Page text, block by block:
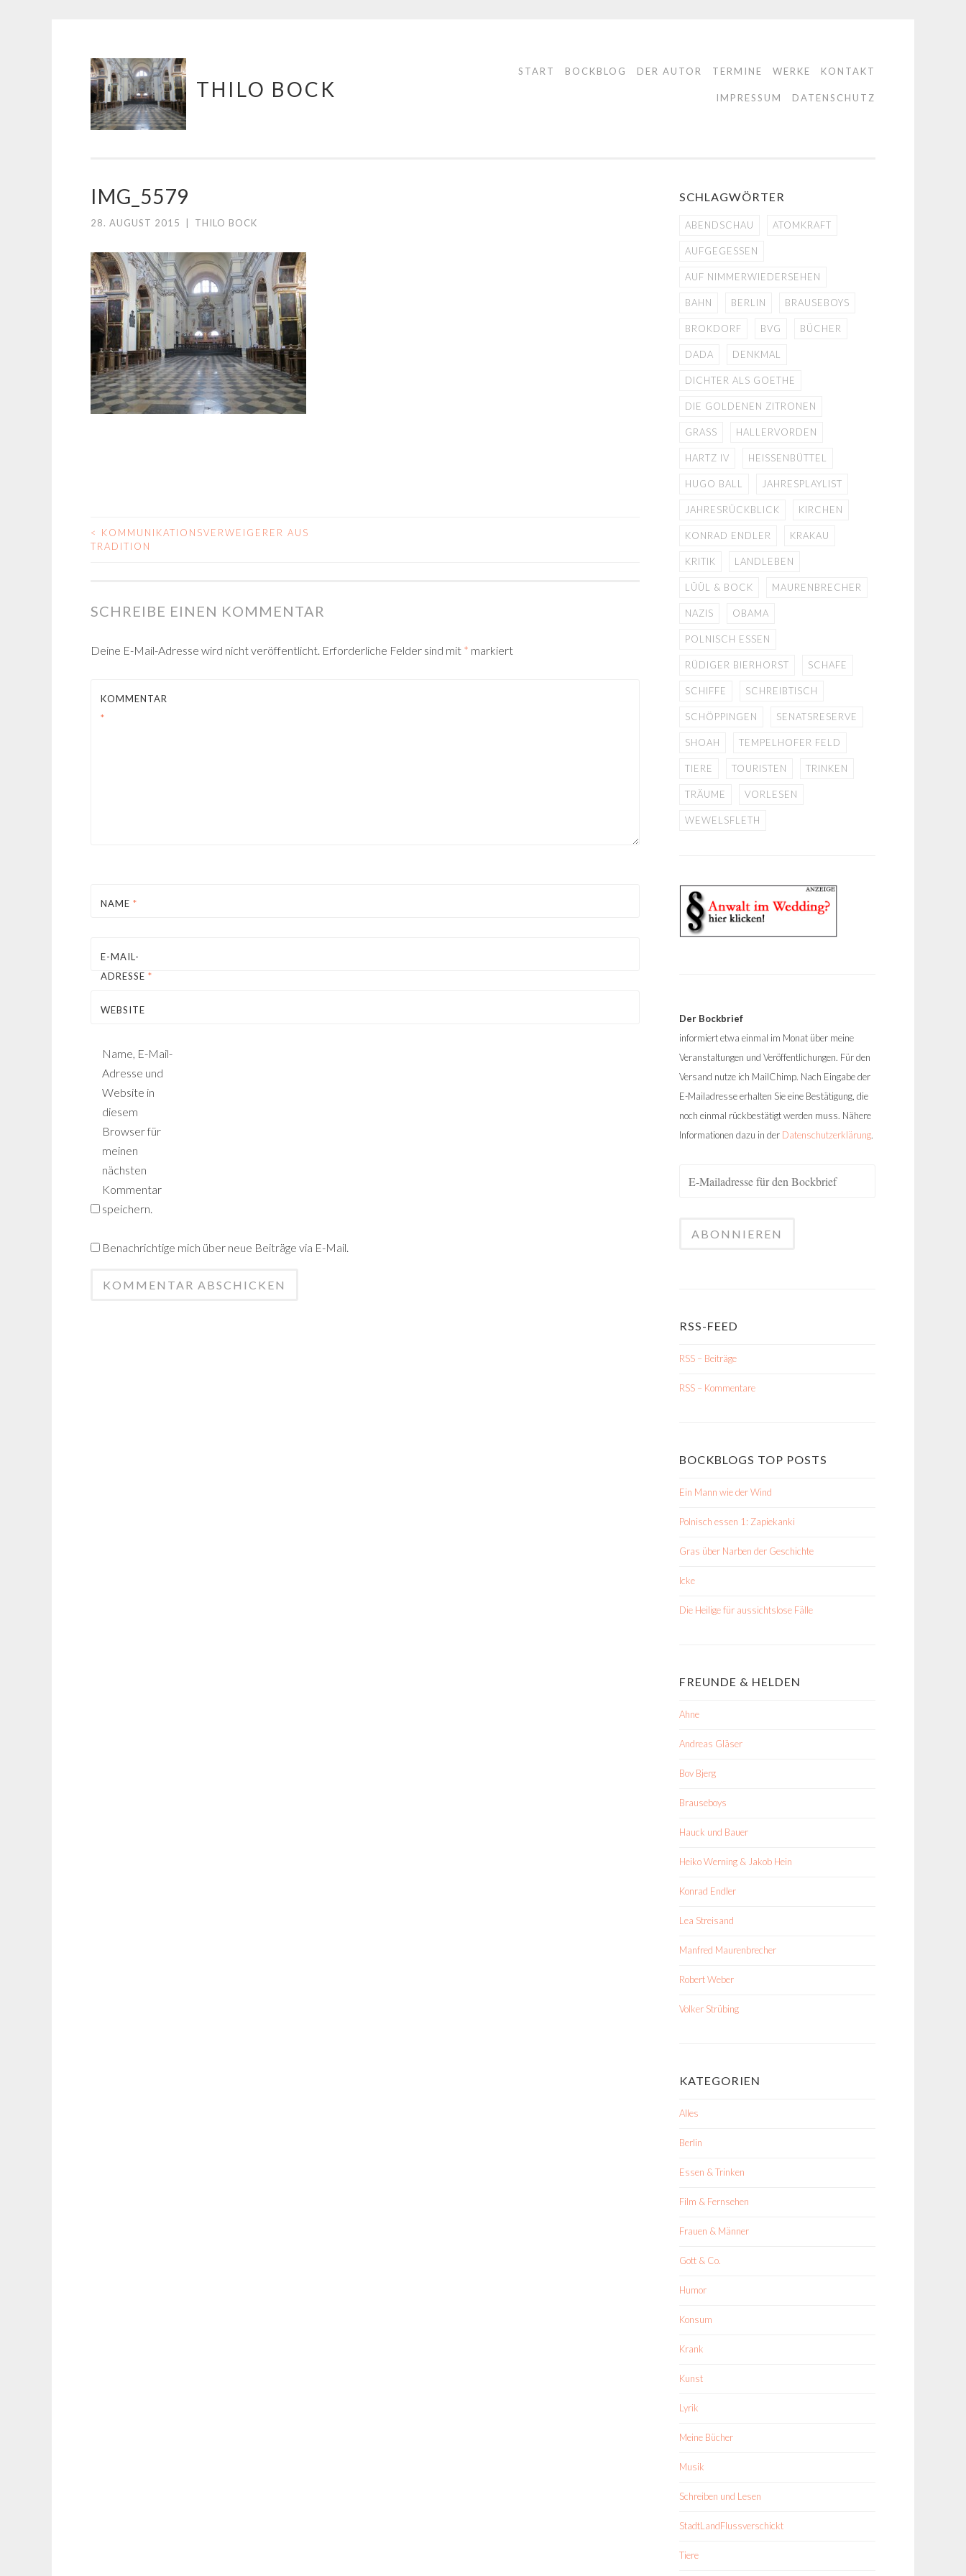
Springe
zum
Inhalt
THILO BOCK
START BOCKBLOG DER AUTOR TERMINE WERKE KONTAKT
IMPRESSUM DATENSCHUTZ
IMG_5579
28. AUGUST 2015 THILO BOCK
BEITRAGS-
<
KOMMUNIKATIONSVERWEIGERER AUS
TRADITION
SCHREIBE EINEN KOMMENTAR
Deine E-Mail-Adresse wird nicht veröffentlicht. Erforderliche Felder sind mit * markiert
KOMMENTAR
*
NAME *
E-MAIL-
ADRESSE *
WEBSITE
Name, E-Mail-
Adresse und
Website in
diesem
Browser für
meinen
nächsten
Kommentar
speichern.
Benachrichtige mich über neue Beiträge via E-Mail.
SCHLAGWÖRTER
ABENDSCHAU ATOMKRAFT
AUFGEGESSEN
AUF NIMMERWIEDERSEHEN
BAHN BERLIN BRAUSEBOYS
BROKDORF BVG BÜCHER
DADA DENKMAL
DICHTER ALS GOETHE
DIE GOLDENEN ZITRONEN
GRASS HALLERVORDEN
HARTZ IV HEISSENBÜTTEL
HUGO BALL JAHRESPLAYLIST
JAHRESRÜCKBLICK KIRCHEN
KONRAD ENDLER KRAKAU
KRITIK LANDLEBEN
LÜÜL & BOCK MAURENBRECHER
NAZIS OBAMA
POLNISCH ESSEN
RÜDIGER BIERHORST SCHAFE
SCHIFFE SCHREIBTISCH
SCHÖPPINGEN SENATSRESERVE
SHOAH TEMPELHOFER FELD
TIERE TOURISTEN TRINKEN
TRÄUME VORLESEN
WEWELSFLETH
Der Bockbrief
informiert etwa einmal im Monat über meine
Veranstaltungen und Veröffentlichungen. Für den
Versand nutze ich MailChimp. Nach Eingabe der
E-Mailadresse erhalten Sie eine Bestätigung, die
noch einmal rückbestätigt werden muss. Nähere
Informationen dazu in der Datenschutzerklärung.
RSS-FEED
RSS – Beiträge
RSS – Kommentare
BOCKBLOGS TOP POSTS
Ein Mann wie der Wind
Polnisch essen 1: Zapiekanki
Gras über Narben der Geschichte
Icke
Die Heilige für aussichtslose Fälle
FREUNDE & HELDEN
Ahne
Andreas Gläser
Bov Bjerg
Brauseboys
Hauck und Bauer
Heiko Werning & Jakob Hein
Konrad Endler
Lea Streisand
Manfred Maurenbrecher
Robert Weber
Volker Strübing
KATEGORIEN
Alles
Berlin
Essen & Trinken
Film & Fernsehen
Frauen & Männer
Gott & Co.
Humor
Konsum
Krank
Kunst
Lyrik
Meine Bücher
Musik
Schreiben und Lesen
StadtLandFlussverschickt
Tiere